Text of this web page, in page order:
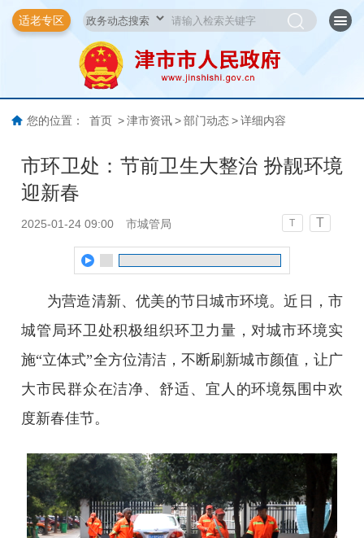
适老专区
您的位置： 首页 > 津市资讯 > 部门动态 > 详细内容
市环卫处：节前卫生大整治 扮靓环境
迎新春
2025-01-24 09:00 市城管局 T T
为营造清新、优美的节日城市环境。近日，市
城管局环卫处积极组织环卫力量，对城市环境实
施“立体式”全方位清洁，不断刷新城市颜值，让广
大市民群众在洁净、舒适、宜人的环境氛围中欢
度新春佳节。